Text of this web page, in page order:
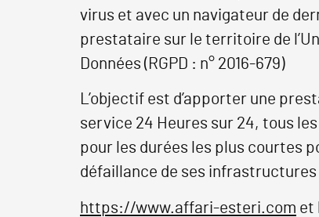
virus et avec un navigateur de
prestataire sur le territoire de
Données (RGPD : n° 2016-679)
L’objectif est d’apporter une
service 24 Heures sur 24, tous
pour les durées les plus courtes
défaillance de ses
https://www.affari-esteri.com et